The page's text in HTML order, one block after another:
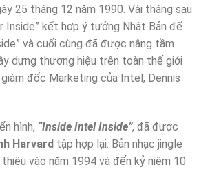
25 tháng 12 năm 1990. Vài tháng sau
Inside” kết hợp ý tưởng Nhật Bản để
và cuối cùng đã được nâng tầm
dựng thương hiệu trên toàn thế giới
đốc Marketing của Intel, Dennis
hình, “Inside Intel Inside”, đã được
Harvard tập hợp lại. Bản nhạc jingle
vào năm 1994 và đến kỷ niệm 10